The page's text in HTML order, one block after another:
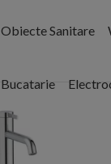
Obiecte Sanitare
Bucatarie